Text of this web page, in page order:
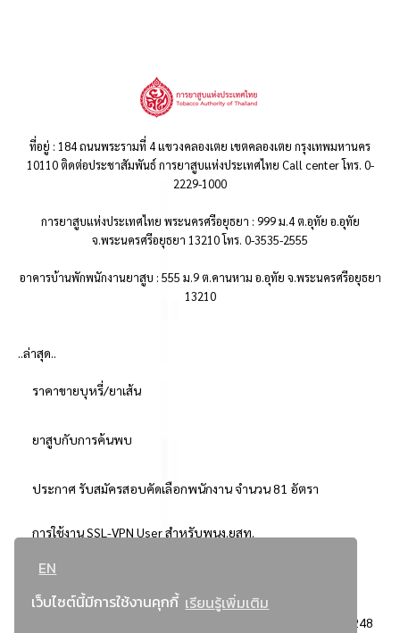
EN
เว็บไซต์นี้มีการใช้งานคุกกี้ เรียนรู้เพิ่มเติม
ที่อยู่ : 184 ถนนพระรามที่ 4 แขวงคลองเตย เขตคลองเตย กรุงเทพมหานคร
10110 ติดต่อประชาสัมพันธ์ การยาสูบแห่งประเทศไทย Call center โทร. 0-
2229-1000
การยาสูบแห่งประเทศไทย พระนครศรีอยุธยา : 999 ม.4 ต.อุทัย อ.อุทัย
จ.พระนครศรีอยุธยา 13210 โทร. 0-3535-2555
อาคารบ้านพักพนักงานยาสูบ : 555 ม.9 ต.คานหาม อ.อุทัย จ.พระนครศรีอยุธยา
13210
..ล่าสุด..
ราคาขายบุหรี่/ยาเส้น
ยาสูบกับการค้นพบ
ประกาศ รับสมัครสอบคัดเลือกพนักงาน จำนวน 81 อัตรา
การใช้งาน SSL-VPN User สำหรับพนง.ยสท.
..ยอดนิยม..
3248